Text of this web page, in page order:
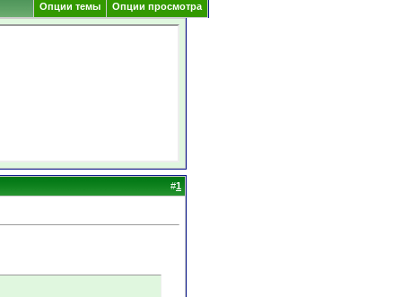
Опции темы Опции просмотра
#1